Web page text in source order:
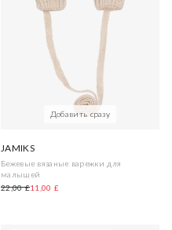
Добавить сразу
JAMIKS
Бежевые вязаные варежки для
малышей
22,00 £11,00 £